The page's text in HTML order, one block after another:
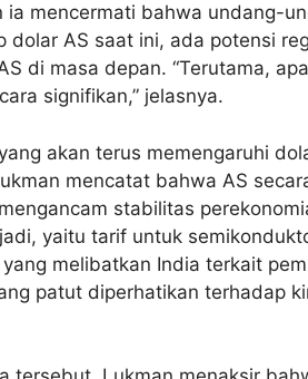
mencermati bahwa undang-
AS saat ini, ada potensi
di masa depan. “Terutama,
signifikan,” jelasnya.
akan terus memengaruhi
mencatat bahwa AS
stabilitas
yaitu tarif untuk
melibatkan India terkait
patut diperhatikan terhadap